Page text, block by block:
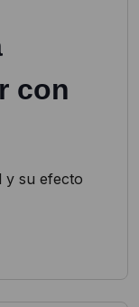
con
y su efecto